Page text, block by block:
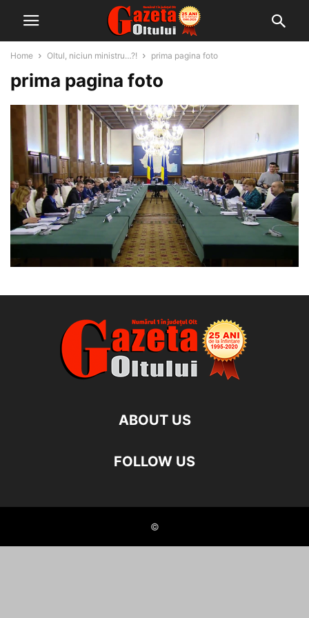
Home Oltul, niciun ministru…?! prima pagina foto
prima pagina foto
ABOUT US
FOLLOW US
©